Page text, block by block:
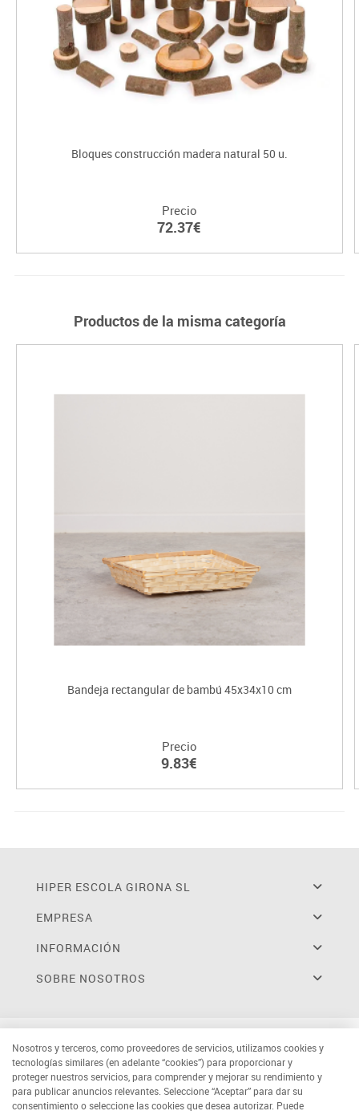
Bloques construcción madera natural 50 u.
Precio
72.37€
Productos de la misma categoría
Bandeja rectangular de bambú 45x34x10 cm
Precio
9.83€
HIPER ESCOLA GIRONA SL
EMPRESA
INFORMACIÓN
SOBRE NOSOTROS
Nosotros y terceros, como proveedores de servicios, utilizamos cookies y
tecnologías similares (en adelante “cookies”) para proporcionar y
proteger nuestros servicios, para comprender y mejorar su rendimiento y
para publicar anuncios relevantes. Seleccione “Aceptar” para dar su
consentimiento o seleccione las cookies que desea autorizar. Puede